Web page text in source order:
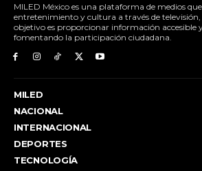
MILED México es una plataforma de medios
entretenimiento y cultura a través de
objetivo es proporcionar información accesible y
fomentando la participación ciudadana.
MILED
NACIONAL
INTERNACIONAL
DEPORTES
TECNOLOGÍA